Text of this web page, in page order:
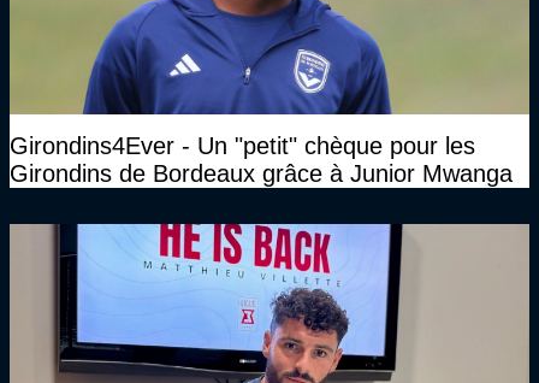
Girondins4Ever - Un "petit" chèque pour les
Girondins de Bordeaux grâce à Junior Mwanga